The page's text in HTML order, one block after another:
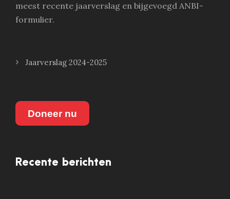
meest recente jaarverslag en bijgevoegd ANBI-
formulier.
Jaarverslag 2024-2025
Doneer nu
Recente berichten